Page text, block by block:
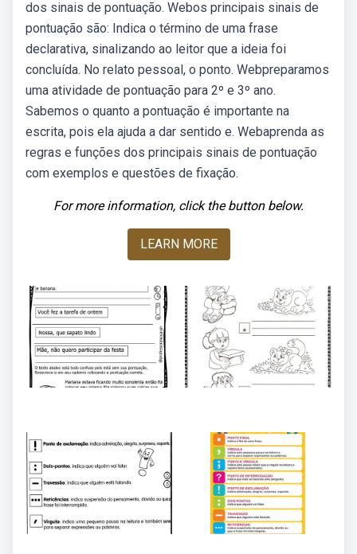
dos sinais de pontuação. Webos principais sinais de
pontuação são: Indica o término de uma frase
declarativa, sinalizando ao leitor que a ideia foi
concluída. No relato pessoal, o ponto. Webpreparamos
uma atividade de pontuação para 2º e 3º ano.
Sabemos o quanto a pontuação é importante na
escrita, pois ela ajuda a dar sentido e. Webaprenda as
regras e funções dos principais sinais de pontuação
com exemplos e questões de fixação.
For more information, click the button below.
LEARN MORE